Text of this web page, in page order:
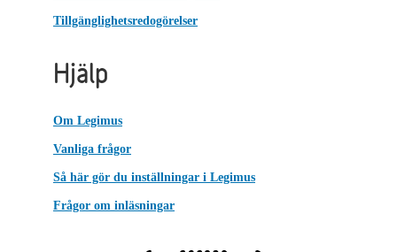
Tillgänglighetsredogörelser
Hjälp
Om Legimus
Vanliga frågor
Så här gör du inställningar i Legimus
Frågor om inläsningar